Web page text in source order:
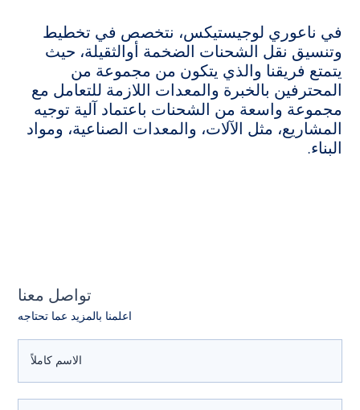
في ناعوري لوجيستيكس، نتخصص في تخطيط
وتنسيق نقل الشحنات الضخمة أوالثقيلة، حيث
يتمتع فريقنا والذي يتكون من مجموعة من
المحترفين بالخبرة والمعدات اللازمة للتعامل مع
مجموعة واسعة من الشحنات باعتماد آلية توجيه
المشاريع، مثل الآلات، والمعدات الصناعية، ومواد
البناء.
تواصل معنا
اعلمنا بالمزيد عما تحتاجه